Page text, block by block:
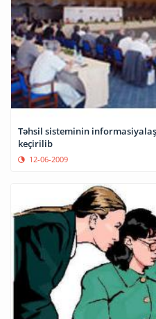
Təhsil sisteminin
keçirilib
12-06-2009